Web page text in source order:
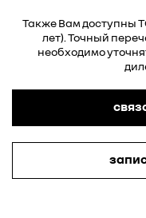
Также Вам доступны
лет). Точный
необходимо